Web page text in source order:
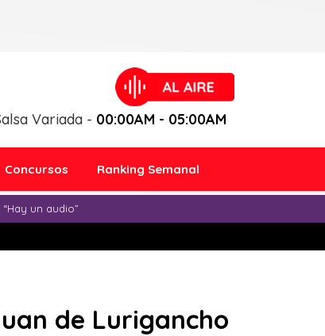
Variada - 00:00AM - 05:00AM
Concursos Ranking Semanal
un audio”
de Lurigancho